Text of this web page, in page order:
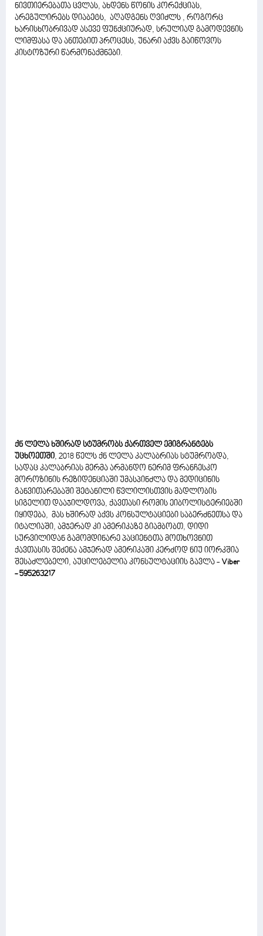
ნივთიერებათა ცვლას, ახდენს წონის კორექციას,
არეგულირებს დიაბეტს, აღადგენს ღვიძლს , როგორც
ხარისხობრივად ასევე ფუნქციურად, სრულიად გამოდევნის
ლიმფასა და ანთებით პროცესს, უნარი აქვს გაიწოვოს
კისტოზური წარმონაქმნები.
ქნ ლელა ხშირად სტუმრობს ქართველ ემიგრანტებს
უცხოეთში, 2018 წელს ქნ ლელა კალაბრიას სტუმრობდა,
სადაც კალაბრიას მერმა არმანდო ნერიმ ფრანჩესკო
მოროზინის რეზიდენციაში უმასპინძლა და მედიცინის
განვითარებაში შეტანილი წვლილისთვის მადლობის
სიგელით დააჯილდოვა, ქავთასი რომის ეიბოლისტერიებში
იყიდება, მას ხშირად აქვს კონსულტაციები საბერძნეთსა და
იტალიაში, ამჯერად კი ამერიკაზე გიამბობთ, დიდი
სურვილიდან გამომდინარე პაციენტთა მოთხოვნით
ქავთასის შეძენა ამჯერად ამერიკაში კერძოდ ნიუ იორკშია
შესაძლებელი, აუცილებელია კონსულტაციის გავლა - Viber
- 595263217